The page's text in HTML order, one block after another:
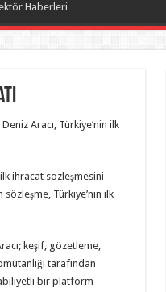
Haberleri
Aracı, Türkiye’nin ilk
ihracat sözleşmesini
sözleşme, Türkiye’nin ilk
keşif, gözetleme,
tarafından
bir platform